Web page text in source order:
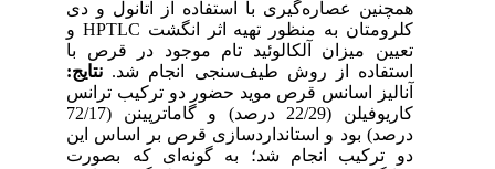
همچنین عصاره‌گیری با استفاده از اتانول و دی
کلرومتان به منظور تهیه اثر انگشت HPTLC و
تعیین میزان آلکالوئید تام موجود در قرص با
استفاده از روش طیف‌سنجی انجام شد.نتایج:
آنالیز اسانس قرص موید حضور دو ترکیب ترانس
کاریوفیلن (22/29 درصد) و گاماترپینن (72/17
درصد) بود و استانداردسازی قرص بر اساس این
دو ترکیب انجام شد؛ به گونه‌ای که بصورت